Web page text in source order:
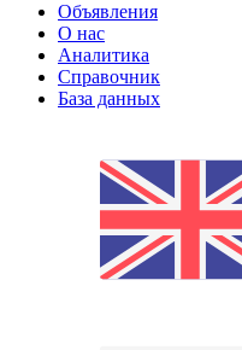
Объявления
О нас
Аналитика
Справочник
База данных